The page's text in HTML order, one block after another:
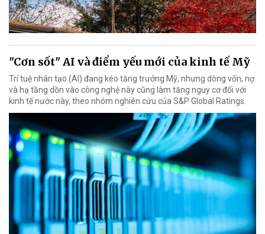
"Cơn sốt" AI và điểm yếu mới của kinh tế Mỹ
Trí tuệ nhân tạo (AI) đang kéo tăng trưởng Mỹ, nhưng dòng vốn, nợ
và hạ tầng dồn vào công nghệ này cũng làm tăng nguy cơ đối với
kinh tế nước này, theo nhóm nghiên cứu của S&P Global Ratings.